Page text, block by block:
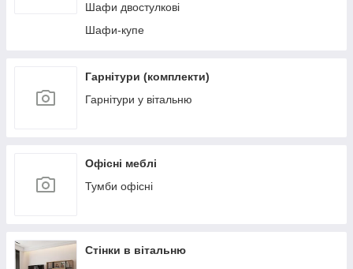
Шафи двостулкові
Шафи-купе
Гарнітури (комплекти)
Гарнітури у вітальню
Офісні меблі
Тумби офісні
Стінки в вітальню